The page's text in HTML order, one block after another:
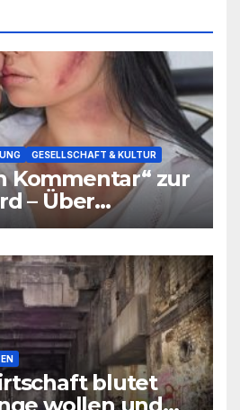
GESELLSCHAFT & KULTUR
Kommentar“ zur
– Über
aus Schulen, die
blutet